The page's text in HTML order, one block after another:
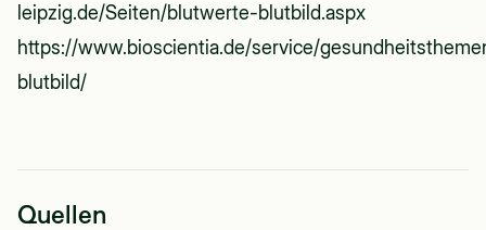
leipzig.de/Seiten/blutwerte-blutbild.aspx
https://www.bioscientia.de/service/
blutbild/
Quellen